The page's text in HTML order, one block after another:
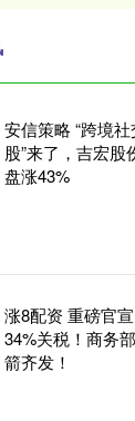
安信策略 “跨境
股”来了，吉宏股
盘涨43%
涨8配资 重磅官
34%关税！商务
箭齐发！